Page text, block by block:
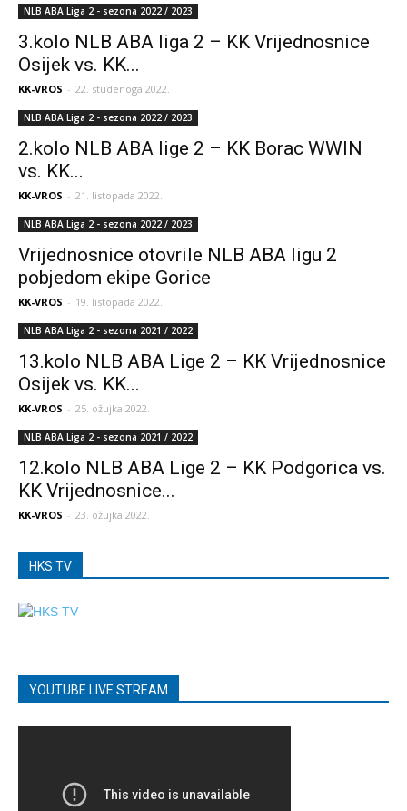
NLB ABA Liga 2 - sezona 2022 / 2023
3.kolo NLB ABA liga 2 – KK Vrijednosnice
Osijek vs. KK...
KK-VROS - 22. studenoga 2022.
NLB ABA Liga 2 - sezona 2022 / 2023
2.kolo NLB ABA lige 2 – KK Borac WWIN
vs. KK...
KK-VROS - 21. listopada 2022.
NLB ABA Liga 2 - sezona 2022 / 2023
Vrijednosnice otovrile NLB ABA ligu 2
pobjedom ekipe Gorice
KK-VROS - 19. listopada 2022.
NLB ABA Liga 2 - sezona 2021 / 2022
13.kolo NLB ABA Lige 2 – KK Vrijednosnice
Osijek vs. KK...
KK-VROS - 25. ožujka 2022.
NLB ABA Liga 2 - sezona 2021 / 2022
12.kolo NLB ABA Lige 2 – KK Podgorica vs.
KK Vrijednosnice...
KK-VROS - 23. ožujka 2022.
HKS TV
YOUTUBE LIVE STREAM